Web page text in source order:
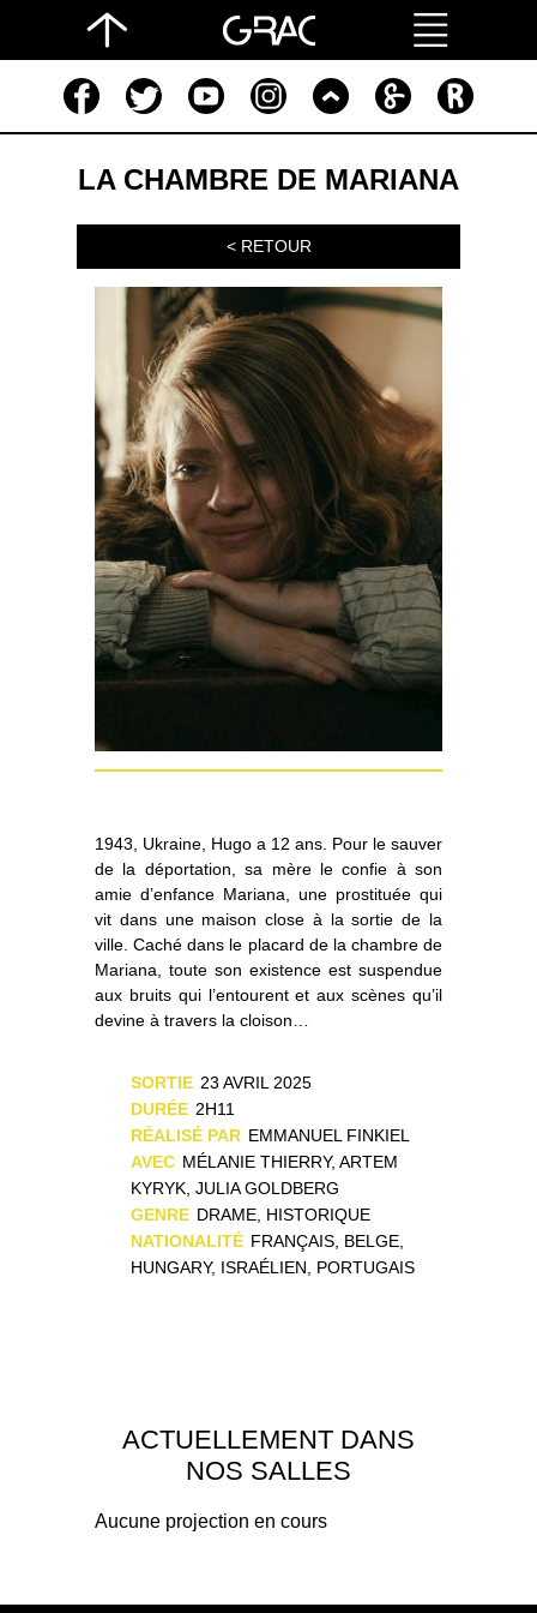
LA CHAMBRE DE MARIANA
< RETOUR
1943, Ukraine, Hugo a 12 ans. Pour le sauver
de la déportation, sa mère le confie à son
amie d’enfance Mariana, une prostituée qui
vit dans une maison close à la sortie de la
ville. Caché dans le placard de la chambre de
Mariana, toute son existence est suspendue
aux bruits qui l’entourent et aux scènes qu’il
devine à travers la cloison…
SORTIE 23 AVRIL 2025
DURÉE 2H11
RÉALISÉ PAR EMMANUEL FINKIEL
AVEC MÉLANIE THIERRY, ARTEM
KYRYK, JULIA GOLDBERG
GENRE DRAME, HISTORIQUE
NATIONALITÉ FRANÇAIS, BELGE,
HUNGARY, ISRAÉLIEN, PORTUGAIS
ACTUELLEMENT DANS
NOS SALLES
Aucune projection en cours